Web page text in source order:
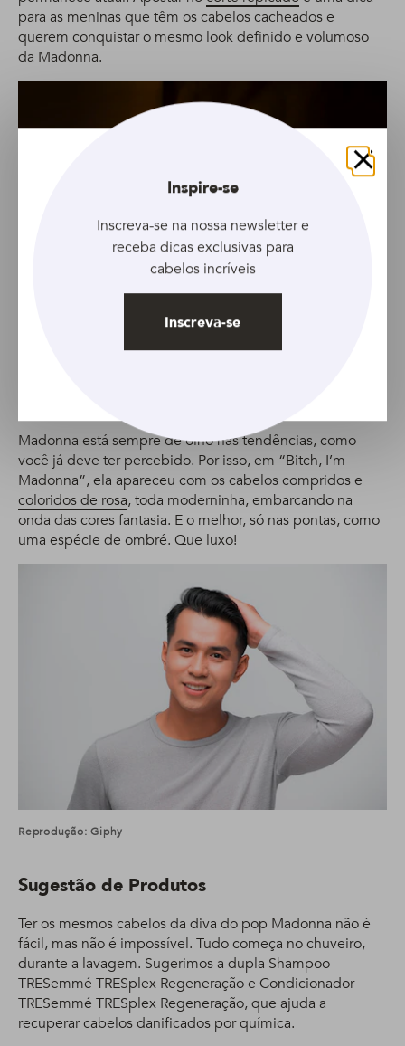
para as meninas que têm os cabelos cacheados e
querem conquistar o mesmo look definido e volumoso
da Madonna.
Madonna está sempre de olho nas tendências, como
você já deve ter percebido. Por isso, em “Bitch, I’m
Madonna”, ela apareceu com os cabelos compridos e
coloridos de rosa, toda moderninha, embarcando na
onda das cores fantasia. E o melhor, só nas pontas, como
uma espécie de ombré. Que luxo!
Reprodução: Giphy
Sugestão de Produtos
Ter os mesmos cabelos da diva do pop Madonna não é
fácil, mas não é impossível. Tudo começa no chuveiro,
durante a lavagem. Sugerimos a dupla Shampoo
TRESemmé TRESplex Regeneração e Condicionador
TRESemmé TRESplex Regeneração, que ajuda a
recuperar cabelos danificados por química.
Fechar
Inspire-se
Inscreva-se na nossa newsletter e
receba dicas exclusivas para
cabelos incríveis
Inscreva-se